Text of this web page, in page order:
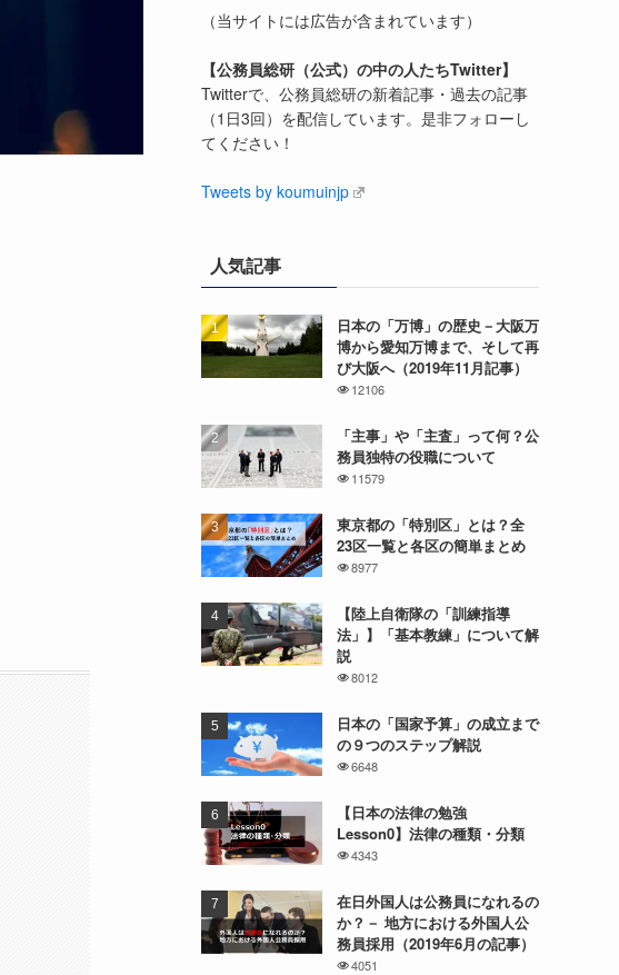
（当サイトには広告が含まれています）
【公務員総研（公式）の中の人たちTwitter】
Twitterで、公務員総研の新着記事・過去の記事
（1日3回）を配信しています。是非フォローし
てください！
Tweets by koumuinjp
人気記事
日本の「万博」の歴史－大阪万
博から愛知万博まで、そして再
び大阪へ（2019年11月記事）
12106
「主事」や「主査」って何？公
務員独特の役職について
11579
東京都の「特別区」とは？全
23区一覧と各区の簡単まとめ
8977
【陸上自衛隊の「訓練指導
法」】「基本教練」について解
説
8012
日本の「国家予算」の成立まで
の９つのステップ解説
6648
【日本の法律の勉強
Lesson0】法律の種類・分類
4343
在日外国人は公務員になれるの
か？－ 地方における外国人公
務員採用（2019年6月の記事）
4051